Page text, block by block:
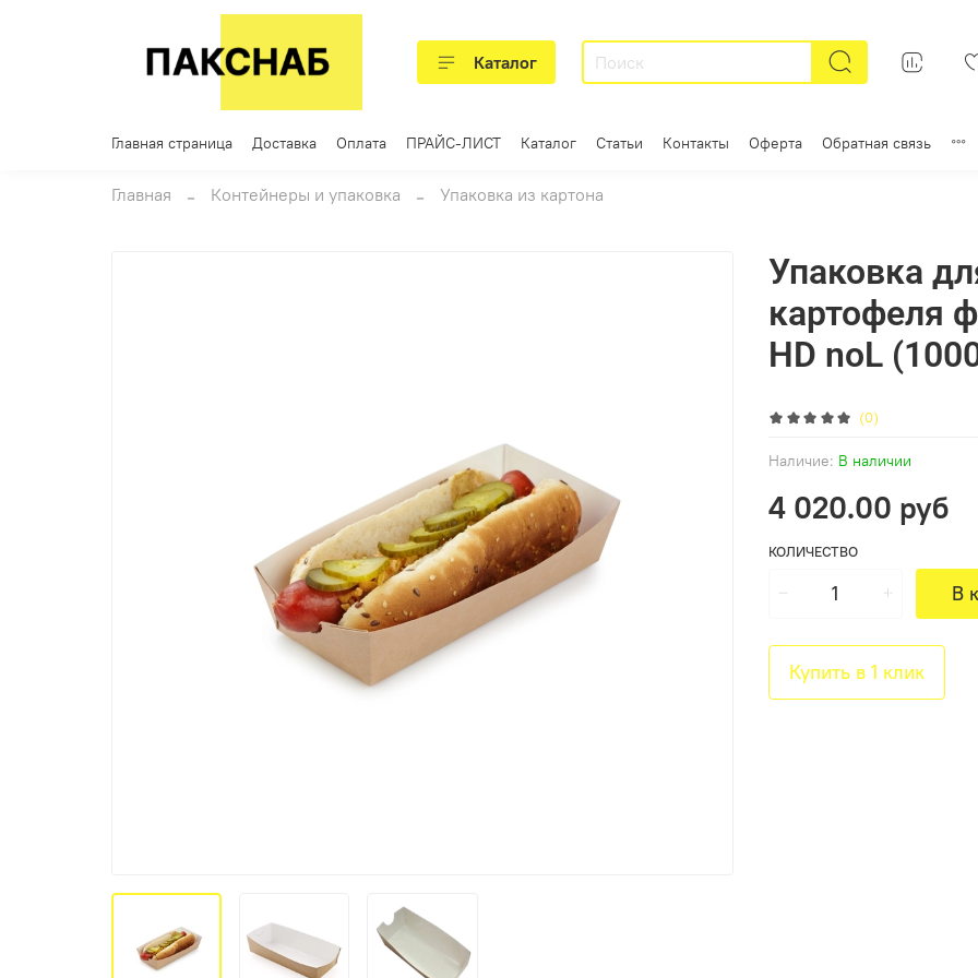
Каталог
Главная страница Доставка Оплата ПРАЙС-ЛИСТ Каталог Статьи Контакты Оферта Обратная связь
Главная Контейнеры и упаковка Упаковка из картона
(0)
Наличие: В наличии
Упаковка
картофеля
HD noL
4 020.00 руб
КОЛИЧЕСТВО
В
Купить в 1 клик